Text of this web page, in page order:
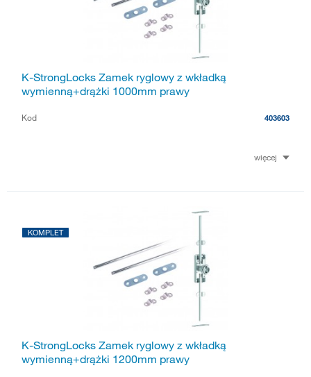
K-StrongLocks Zamek ryglowy z wkładką
wymienną+drążki 1000mm prawy
Kod 403603
więcej
KOMPLET
K-StrongLocks Zamek ryglowy z wkładką
wymienną+drążki 1200mm prawy